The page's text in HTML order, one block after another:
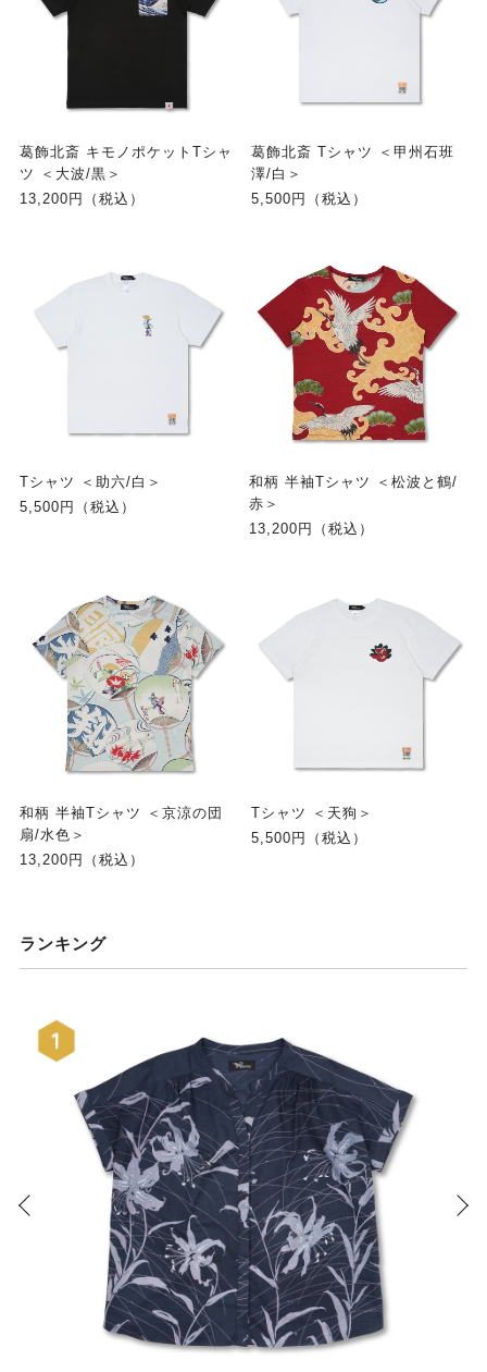
葛飾北斎 キモノポケットTシャ
ツ ＜大波/黒＞
13,200円（税込）
葛飾北斎 Tシャツ ＜甲州石班
澤/白＞
5,500円（税込）
Tシャツ ＜助六/白＞
5,500円（税込）
和柄 半袖Tシャツ ＜松波と鶴/
赤＞
13,200円（税込）
和柄 半袖Tシャツ ＜京涼の団
扇/水色＞
13,200円（税込）
Tシャツ ＜天狗＞
5,500円（税込）
ランキング